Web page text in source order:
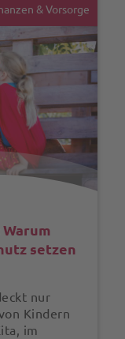
& Vorsorge
setzen
nur
Kindern
im